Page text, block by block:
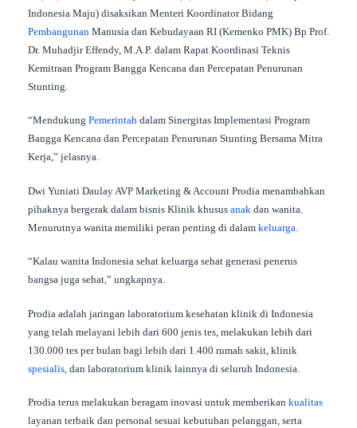
Indonesia Maju) disaksikan Menteri Koordinator Bidang
Pembangunan Manusia dan Kebudayaan RI (Kemenko PMK) Bp Prof.
Dr. Muhadjir Effendy, M.A.P. dalam Rapat Koordinasi Teknis
Kemitraan Program Bangga Kencana dan Percepatan Penurunan
Stunting.
“Mendukung Pemerintah dalam Sinergitas Implementasi Program
Bangga Kencana dan Percepatan Penurunan Stunting Bersama Mitra
Kerja,” jelasnya.
Dwi Yuniati Daulay AVP Marketing & Account Prodia menambahkan
pihaknya bergerak dalam bisnis Klinik khusus anak dan wanita.
Menurutnya wanita memiliki peran penting di dalam keluarga
“Kalau wanita Indonesia sehat keluarga sehat generasi penerus
bangsa juga sehat,” ungkapnya.
Prodia adalah jaringan laboratorium kesehatan klinik di Indonesia
yang telah melayani lebih dari 600 jenis tes, melakukan lebih dari
130.000 tes per bulan bagi lebih dari 1.400 rumah sakit, klinik
spesialis , dan laboratorium klinik lainnya di seluruh Indonesia.
Prodia terus melakukan beragam inovasi untuk memberikan kualitas
layanan terbaik dan personal sesuai kebutuhan pelanggan, serta